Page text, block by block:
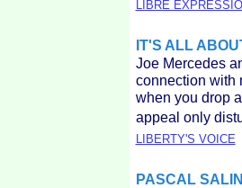
LIBRE
IT'S ALL
Joe Mercedes
connection with
when you drop
appeal only
LIBERTY'S VOICE
PASCAL